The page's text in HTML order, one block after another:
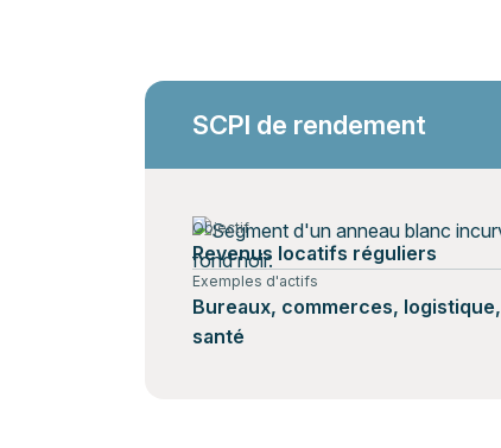
SCPI de rendement
Objectif
Revenus locatifs réguliers
Exemples d'actifs
Bureaux, commerces, logistique,
santé